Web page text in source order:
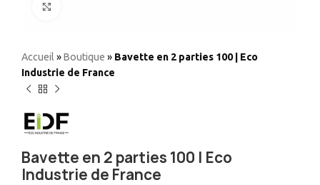
Accueil »Boutique » Bavette en 2 parties 100 | Eco
Industrie de France
Bavette en 2 parties 100 | Eco
Industrie de France